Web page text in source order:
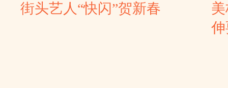
街头艺人“快闪”贺新春